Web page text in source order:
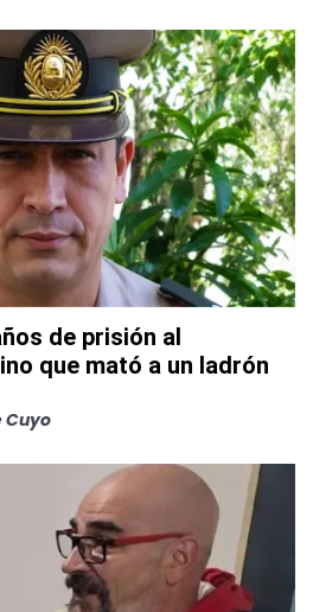
de prisión al
que mató a un ladrón
Cuyo